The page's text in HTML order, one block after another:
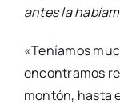
antes la
«Teníamos
encontramos
montón, hasta